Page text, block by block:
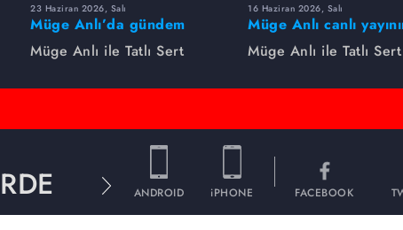
23 Haziran 2026, Salı
Müge Anlı’da gündem
sarsıldı! Kayıp dosyaları ve
aile ihanetleri herkesi şoke
Müge Anlı ile Tatlı Sert
16 Haziran 2026, Salı
Müge Anlı canlı
dikkat çeken gelişmeler
yaşandı. Kayıp,
Müge Anlı ile Tatlı Sert
ANDROID iPHONE FACEBOOK